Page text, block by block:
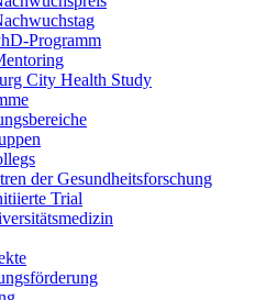
Programm
City Health Study
der Gesundheitsforschung
Trial